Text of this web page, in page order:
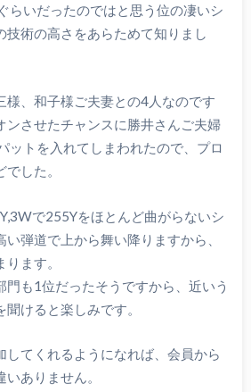
らいだったのではと思う位の凄いシ
技術の高さをあらためて知りまし
様、和子様ご夫妻との4人なのです
ンさせたチャンスに勝井さんご夫婦
ットを入れてしまわれたので、プロ
した。
で255Yをほとんど曲がらないシ
い弾道で上から舞い降りますから、
ます。
門も1位だったそうですから、近いう
けると楽しみです。
してくれるようになれば、会員から
ありません。